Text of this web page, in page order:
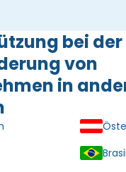
bei der
von
in